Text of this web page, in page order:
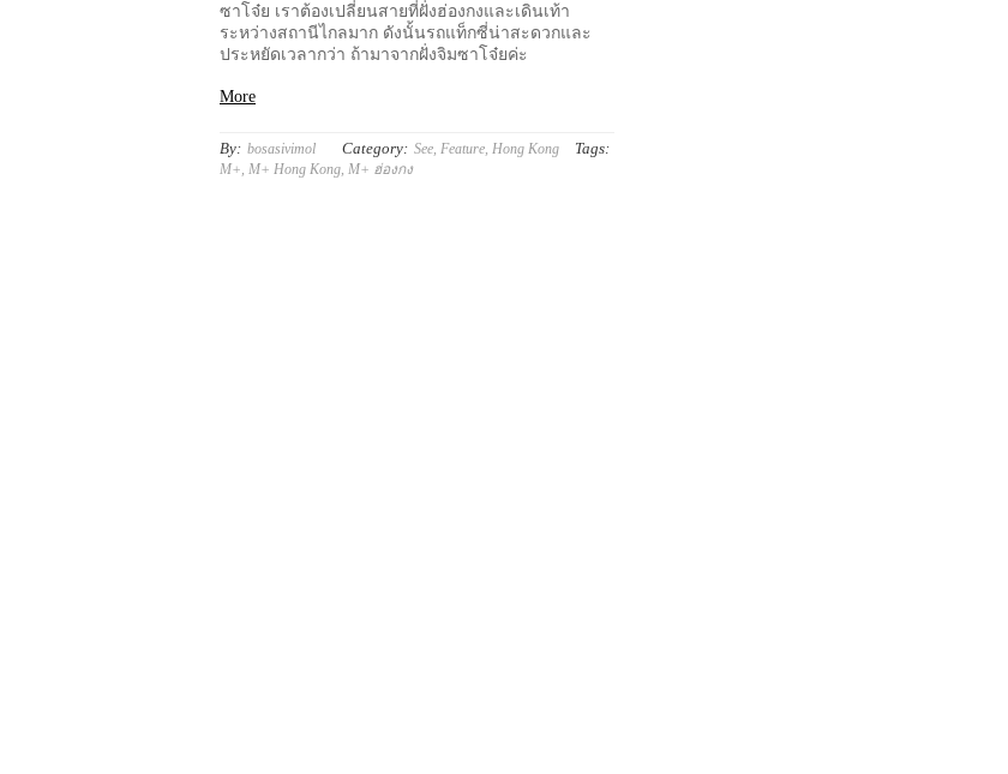
ซาโจ๋ย เราต้องเปลี่ยนสายที่ฝั่งฮ่องกงและเดินเท้า
ระหว่างสถานีไกลมาก ดังนั้นรถแท็กซี่น่าสะดวกและ
ประหยัดเวลากว่า ถ้ามาจากฝั่งจิมซาโจ๋ยค่ะ
More
By: bosasivimol Category: See Feature Hong Kong Tags:
M+ M+ Hong Kong M+ ฮ่องกง